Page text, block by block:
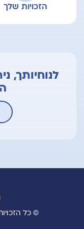
הזכויות שלך
לנוחיותך,
© כל